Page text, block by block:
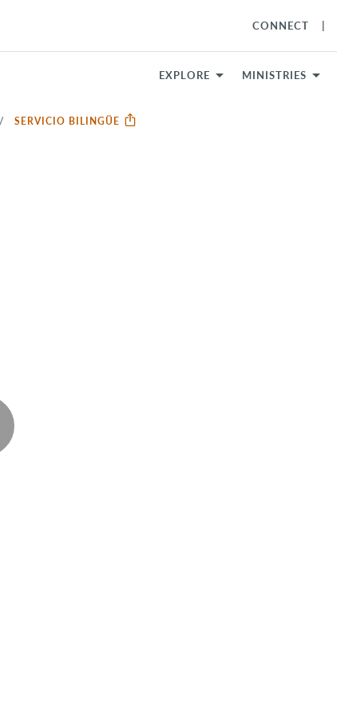
CONNECT
EXPLORE MINISTRIES
SERVICIO BILINGÜE